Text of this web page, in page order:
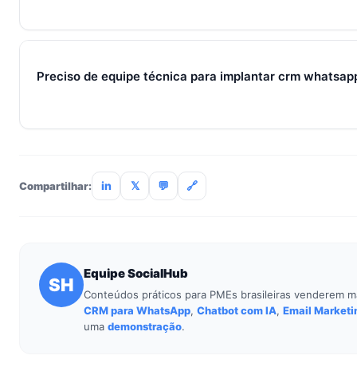
Métricas de processo (tempo de resposta, follow-up)
Preciso de equipe técnica para implantar crm
Compartilhar: in 𝕏 💬 🔗
SH
Equipe SocialHub
Conteúdos práticos para PMEs brasileiras venderem
CRM para WhatsApp, Chatbot com IA, Email
uma demonstração.